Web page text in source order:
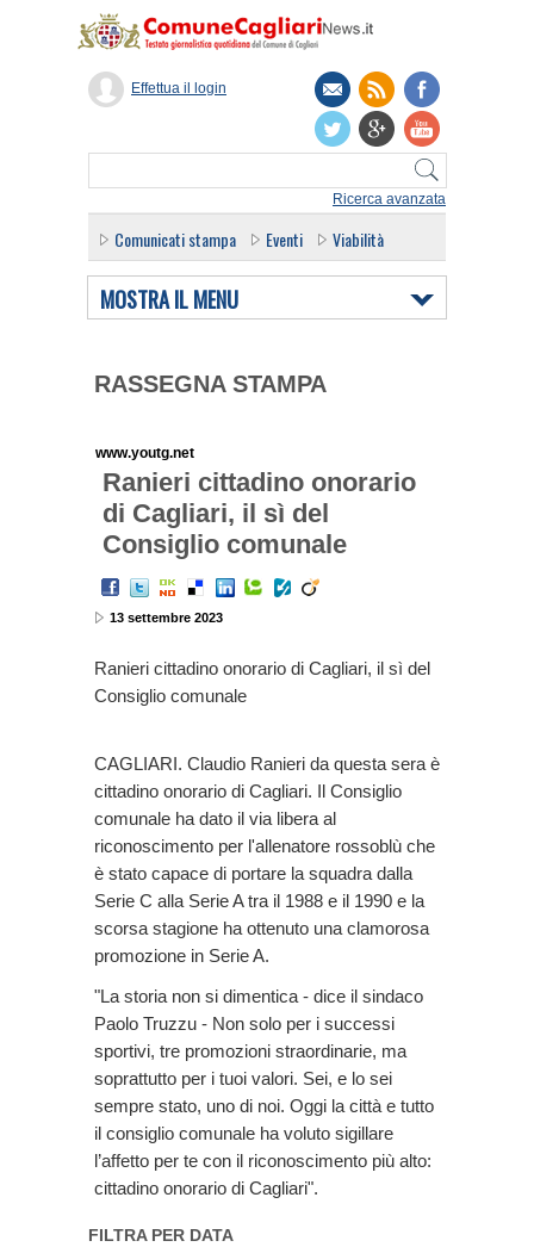
Ricerca avanzata
Effettua il login
Comunicati stampa Eventi Viabilità
MOSTRA IL MENU
RASSEGNA STAMPA
www.youtg.net
Ranieri cittadino onorario
di Cagliari, il sì del
Consiglio comunale
13 settembre 2023
Ranieri cittadino onorario di Cagliari, il sì del
Consiglio comunale
CAGLIARI. Claudio Ranieri da questa sera è
cittadino onorario di Cagliari. Il Consiglio
comunale ha dato il via libera al
riconoscimento per l'allenatore rossoblù che
è stato capace di portare la squadra dalla
Serie C alla Serie A tra il 1988 e il 1990 e la
scorsa stagione ha ottenuto una clamorosa
promozione in Serie A.
"La storia non si dimentica - dice il sindaco
Paolo Truzzu - Non solo per i successi
sportivi, tre promozioni straordinarie, ma
soprattutto per i tuoi valori. Sei, e lo sei
sempre stato, uno di noi. Oggi la città e tutto
il consiglio comunale ha voluto sigillare
l’affetto per te con il riconoscimento più alto:
cittadino onorario di Cagliari".
FILTRA PER DATA